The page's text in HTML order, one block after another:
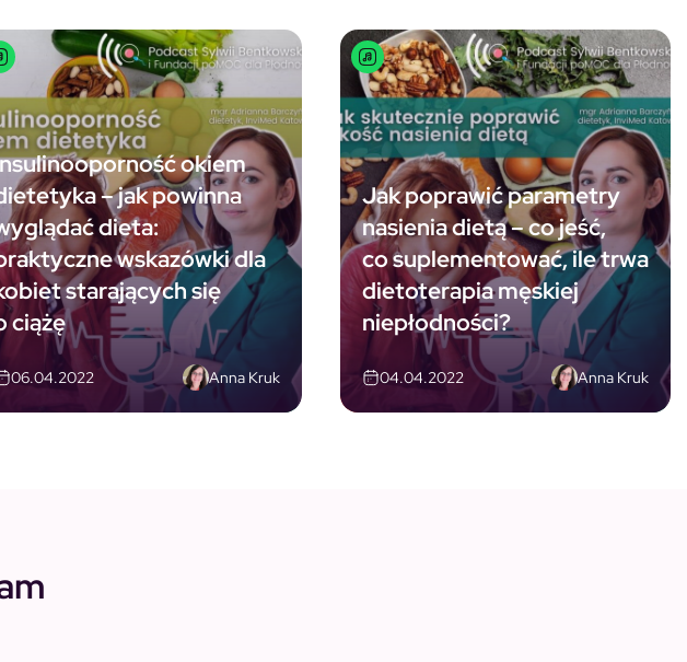
okiem
– jak powinna
dieta:
wskazówki dla
starających się
ciążę
06.04.2022 Anna Kruk
Jak poprawić parametry
nasienia dietą – co jeść,
co suplementować, ile trwa
dietoterapia męskiej
niepłodności?
04.04.2022 Anna Kruk